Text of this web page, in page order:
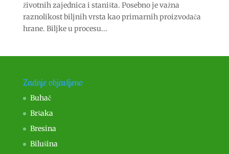
životnih zajednica i staništa. Posebno je važna
raznolikost biljnih vrsta kao primarnih proizvođača
hrane. Biljke u procesu...
Zadnje objavljeno
Buhač
Bršaka
Bresina
Bilušina